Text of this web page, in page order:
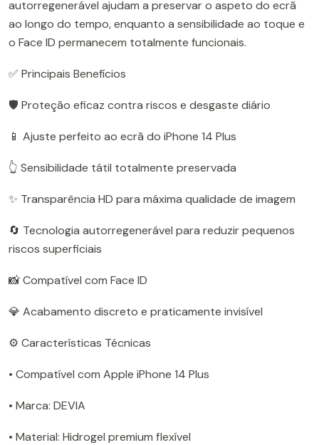
autorregenerável ajudam a preservar o aspeto do ecrã
ao longo do tempo, enquanto a sensibilidade ao toque e
o Face ID permanecem totalmente funcionais.
✅ Principais Benefícios
🛡️ Proteção eficaz contra riscos e desgaste diário
📱 Ajuste perfeito ao ecrã do iPhone 14 Plus
👆 Sensibilidade tátil totalmente preservada
✨ Transparência HD para máxima qualidade de imagem
🔄 Tecnologia autorregenerável para reduzir pequenos
riscos superficiais
📸 Compatível com Face ID
💎 Acabamento discreto e praticamente invisível
⚙️ Características Técnicas
• Compatível com Apple iPhone 14 Plus
• Marca: DEVIA
• Material: Hidrogel premium flexível